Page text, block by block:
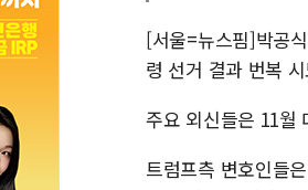
[서울=뉴스핌]박공
령 선거 결과 번복
주요 외신들은 11월
트럼프측 변호인들